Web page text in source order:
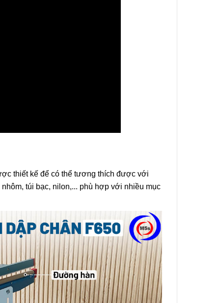
thiết kế để có thể tương thích được với
túi bạc, nilon,... phù hợp với nhiều mục
Dụng
Cần
Khi
Mini